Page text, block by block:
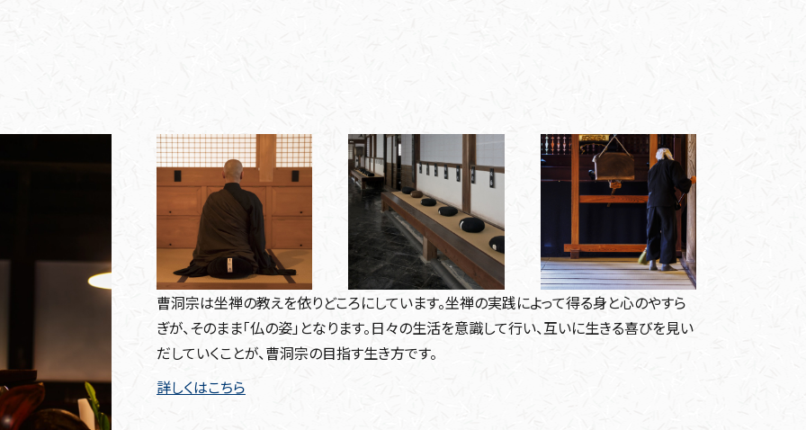
曹洞宗は坐禅の教えを依りどころにしています。坐禅の実践によって得る身と心のやすら
ぎが、そのまま「仏の姿」となります。日々の生活を意識して行い、互いに生きる喜びを見い
だしていくことが、曹洞宗の目指す生き方です。
詳しくはこちら